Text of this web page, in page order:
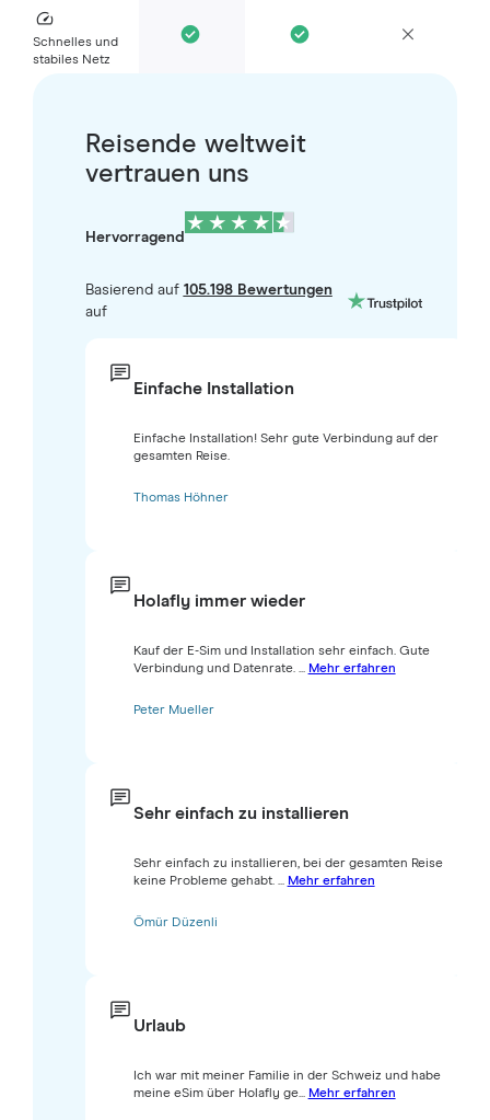
Schnelles und
stabiles Netz
Reisende weltweit
vertrauen uns
Hervorragend
Basierend auf 105.198 Bewertungen
auf
Einfache Installation
Einfache Installation! Sehr gute Verbindung auf der
gesamten Reise.
Thomas Höhner
Holafly immer wieder
Kauf der E-Sim und Installation sehr einfach. Gute
Verbindung und Datenrate. ... Mehr erfahren
Peter Mueller
Sehr einfach zu installieren
Sehr einfach zu installieren, bei der gesamten Reise
keine Probleme gehabt. ... Mehr erfahren
Ömür Düzenli
Urlaub
Ich war mit meiner Familie in der Schweiz und habe
meine eSim über Holafly ge... Mehr erfahren